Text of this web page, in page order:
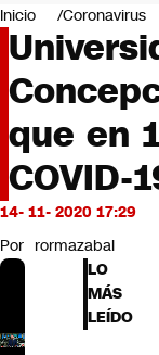
Negocios
Deportes
Programas
Cultura
Servicios
Bits
CNN Data
CNN tiempo
Futuro 360
Inicio Coronavirus
que en
COVID-
14- 11- 2020 17:29
Por rormazabal
LO
MÁS
LEÍDO